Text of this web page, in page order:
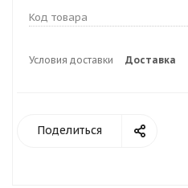
Код товара
Условия доставки Доставка
Поделиться